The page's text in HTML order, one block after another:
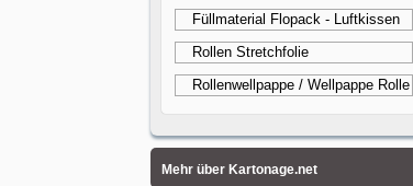
Füllmaterial Flopack - Luftkissen
Rollen Stretchfolie
Rollenwellpappe / Wellpappe Rolle
Mehr über Kartonage.net